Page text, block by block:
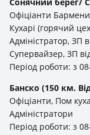
Офіціанти
Кухарі (горячий
Адміністратор, ЗП
Супервайзер, ЗП
Період роботи: з
Банско (150 км.
Офіціанти, Пом
Адміністратори
Період роботи: з